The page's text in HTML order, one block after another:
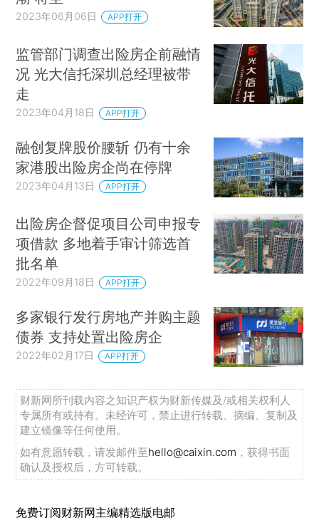
2023年06月06日 APP打开
监管部门调查出险房企前融情
况 光大信托深圳总经理被带
走
2023年04月18日 APP打开
融创复牌股价腰斩 仍有十余
家港股出险房企尚在停牌
2023年04月13日 APP打开
出险房企督促项目公司申报专
项借款 多地着手审计筛选首
批名单
2022年09月18日 APP打开
多家银行发行房地产并购主题
债券 支持处置出险房企
2022年02月17日 APP打开
财新网所刊载内容之知识产权为财新传媒及/或相关权利人
专属所有或持有。未经许可，禁止进行转载、摘编、复制及
建立镜像等任何使用。
如有意愿转载，请发邮件至hello@caixin.com ，获得书面
确认及授权后，方可转载。
免费订阅财新网主编精选版电邮